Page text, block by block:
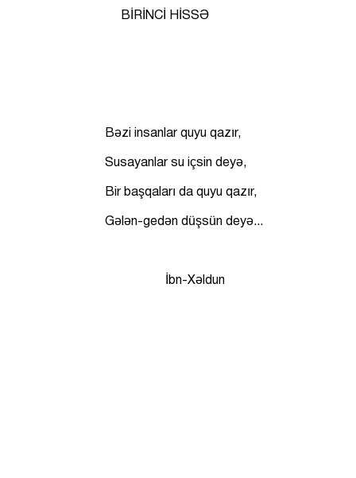
BİRİNCİ HİSSƏ
Bəzi insanlar quyu qazır,
Susayanlar su içsin deyə,
Bir başqaları da quyu qazır,
Gələn-gedən düşsün deyə...
İbn-Xəldun